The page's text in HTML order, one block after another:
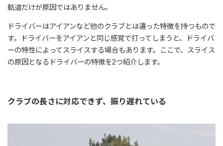
軌道だけが原因ではありません。
ドライバーはアイアンなど他のクラブとは違った特徴を持つもので
す。ドライバーをアイアンと同じ感覚で打ってしまうと、ドライバ
ーの特性によってスライスする場合もあります。ここで、スライス
の原因となるドライバーの特徴を2つ紹介します。
クラブの長さに対応できず、振り遅れている